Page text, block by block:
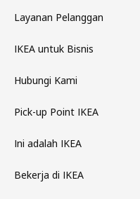
Layanan Pelanggan
IKEA untuk Bisnis
Hubungi Kami
Pick-up Point IKEA
Ini adalah IKEA
Bekerja di IKEA